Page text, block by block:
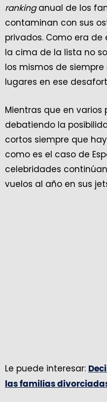
rankinganual de los
contaminan con sus
privados. Como era de
la cima de la lista no
los mismos de
lugares en ese
Mientras que en varios
debatiendo la
cortos siempre que
como es el caso de
celebridades
vuelos al año en sus
Le puede interesar:
las familias